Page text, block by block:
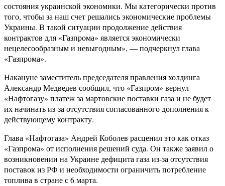
состояния украинской экономики. Мы категорически против
того, чтобы за наш счет решались экономические проблемы
Украины. В такой ситуации продолжение действия
контрактов для «Газпрома» является экономически
нецелесообразным и невыгодным», — подчеркнул глава
«Газпрома».
Накануне заместитель председателя правления холдинга
Александр Медведев сообщил, что «Газпром» вернул
«Нафтогазу» платеж за мартовские поставки газа и не будет
их начинать из-за отсутствия согласованного дополнения к
действующему контракту.
Глава «Нафтогаза» Андрей Коболев расценил это как отказ
«Газпрома» от исполнения решений суда. Он также заявил о
возникновении на Украине дефицита газа из-за отсутствия
поставок из РФ и необходимости ограничить потребление
топлива в стране с 6 марта.